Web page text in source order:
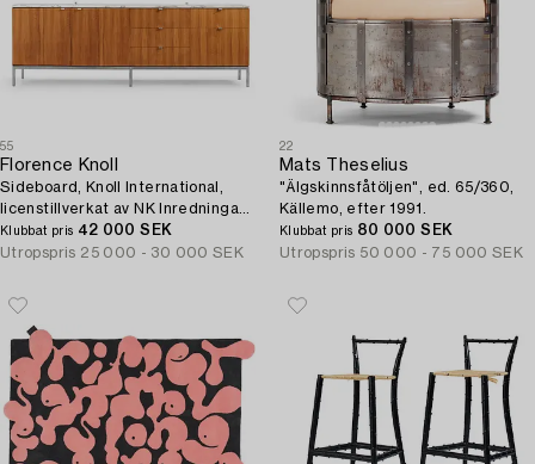
55
Florence Knoll
Sideboard, Knoll International,
licenstillverkat av NK Inredningar
1966.
Klubbat pris 42 000 SEK
Utropspris 25 000 - 30 000 SEK
22
Mats Theselius
"Älgskinnsfåtöljen", ed. 65/360,
Källemo, efter 1991.
Klubbat pris 80 000 SEK
Utropspris 50 000 - 75 000 SEK